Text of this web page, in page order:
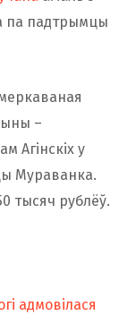
па падтрымцы
–
Агінскіх у
Мураванка.
тысяч рублёў.
адмовілася